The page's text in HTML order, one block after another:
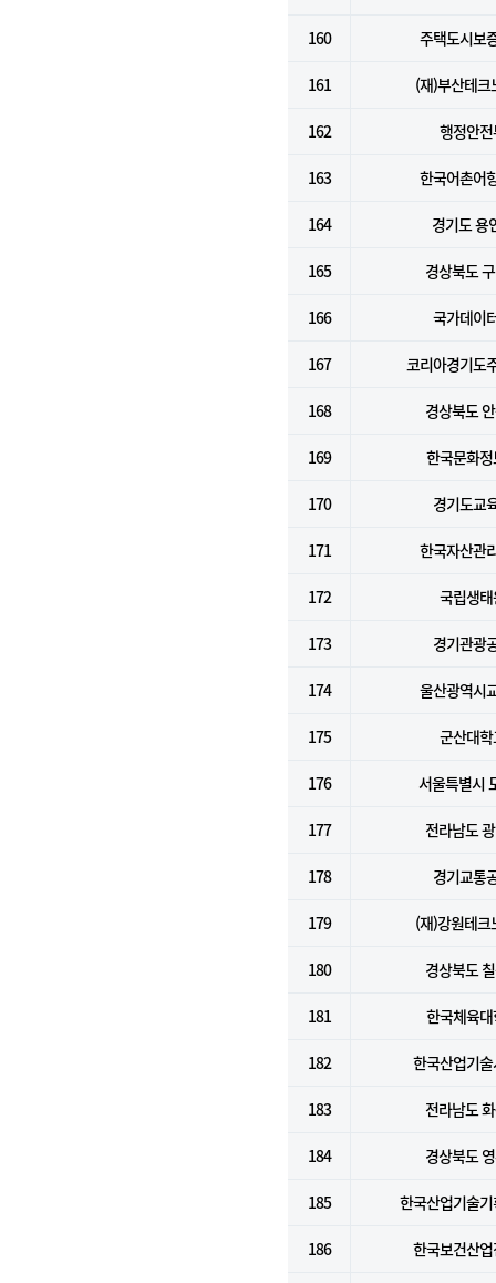
160 주택도시보
161 (재)부산테크
162 행정안
163 한국어촌어
164 경기도 용
165 경상북도
166 국가데이
167 코리아경기도
168 경상북도
169 한국문화
170 경기도교
171 한국자산관
172 국립생
173 경기관광
174 울산광역시
175 군산대
176 서울특별시
177 전라남도
178 경기교통
179 (재)강원테크
180 경상북도
181 한국체육
182 한국산업기
183 전라남도
184 경상북도
185 한국산업기술
186 한국보건산